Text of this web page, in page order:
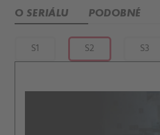
O SERIÁLU PODOBNÉ
S1 S2 S3